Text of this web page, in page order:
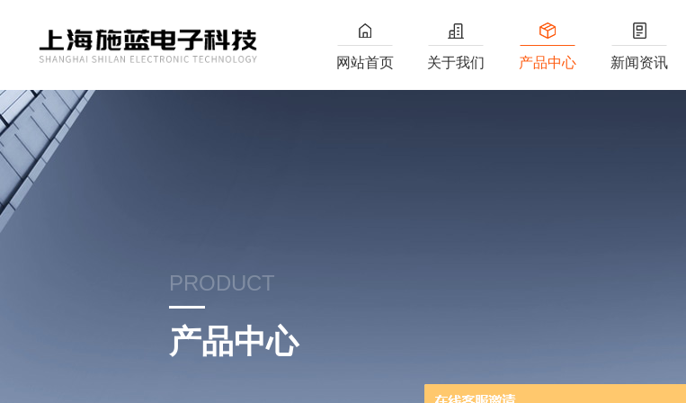
网站首页 关于我们 产品中心 新闻资讯
PRODUCT
产品中心